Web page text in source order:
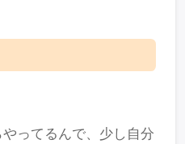
ってるんで、少し自分